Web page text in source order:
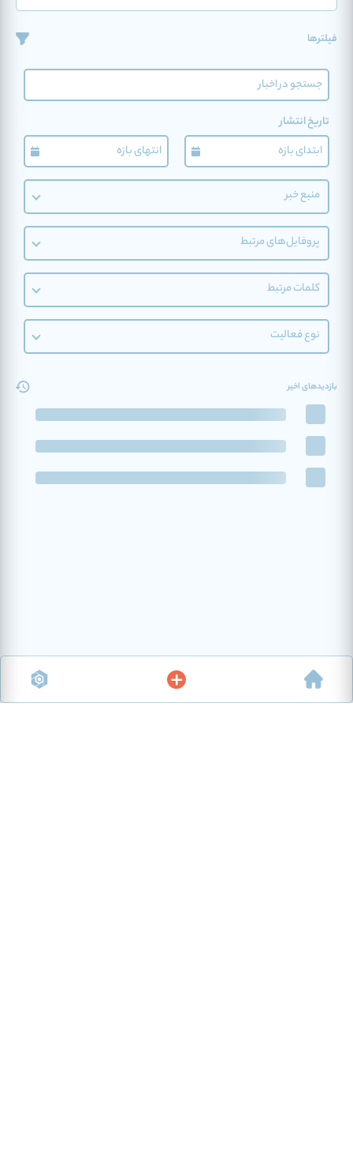
فیلترها
تاریخ انتشار
منبع خبر
پروفایل‌های مرتبط
کلمات مرتبط
نوع فعالیت
بازدیدهای اخیر